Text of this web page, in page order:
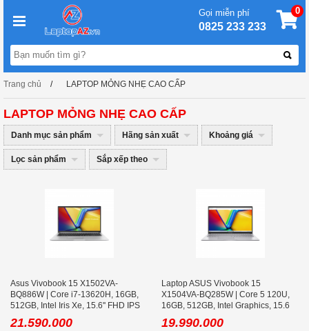
Gọi miễn phí
0825 233 233
0
Trang chủ LAPTOP MỎNG NHẸ CAO CẤP
LAPTOP MỎNG NHẸ CAO CẤP
Danh mục sản phẩm Hãng sản xuất Khoảng giá
Lọc sản phẩm Sắp xếp theo
Asus Vivobook 15 X1502VA-
BQ886W | Core i7-13620H, 16GB,
512GB, Intel Iris Xe, 15.6'' FHD IPS
21.590.000
Laptop ASUS Vivobook 15
X1504VA-BQ285W | Core 5 120U,
16GB, 512GB, Intel Graphics, 15.6
icnh FHD, Win 11, Bạc
19.990.000